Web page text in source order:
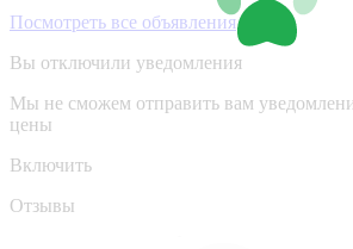
Посмотреть все объявления
Вы отключили уведомления
Мы не сможем отправить вам
цены
Включить
Отзывы